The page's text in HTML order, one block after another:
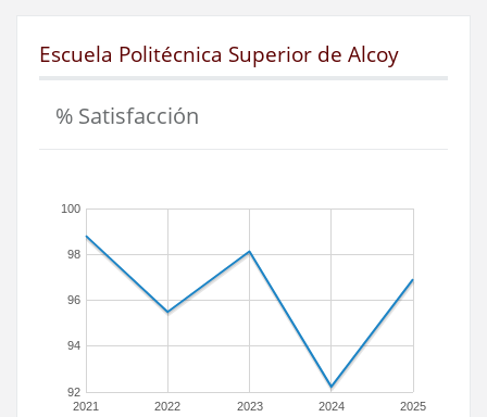
Escuela Politécnica Superior de Alcoy
% Satisfacción
2021 2022 2023 2024 2025
92
94
96
98
100